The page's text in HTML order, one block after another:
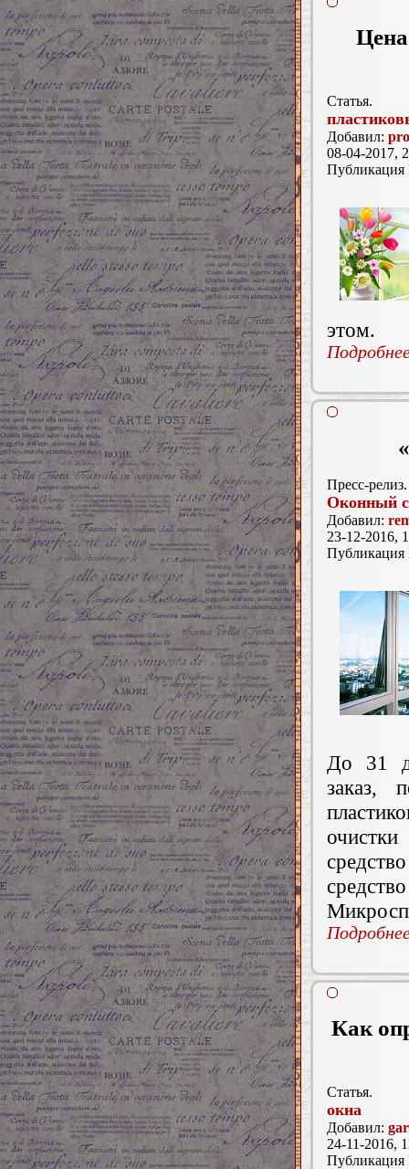
Статья.
Добавил:
08-04-2017,
этом.
Пресс-релиз.
Оконный
Добавил:
23-12-2016,
До 31
заказ,
Как
Статья.
окна
Добавил:
24-11-2016,